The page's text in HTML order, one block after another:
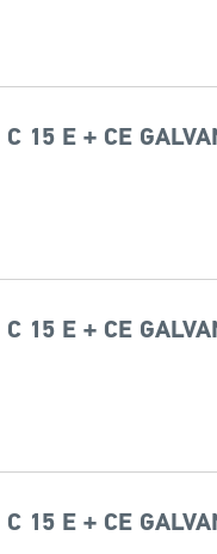
15 E + CE
15 E + CE
15 E + CE